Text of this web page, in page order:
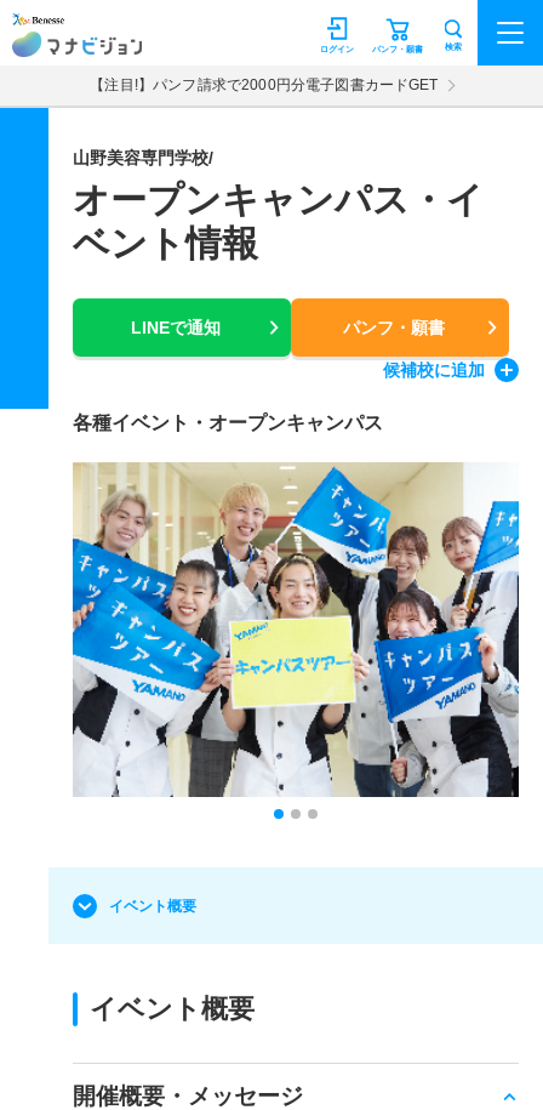
マナビジョン パンフ・願書
ログイン 検索
【注目!】パンフ請求で2000円分電子図書カードGET
山野美容専門学校/
オープンキャンパス・イ
ベント情報
LINEで通知 パンフ・願書
候補校に追加
各種イベント・オープンキャンパス
イベント概要
イベント概要
開催概要・メッセージ